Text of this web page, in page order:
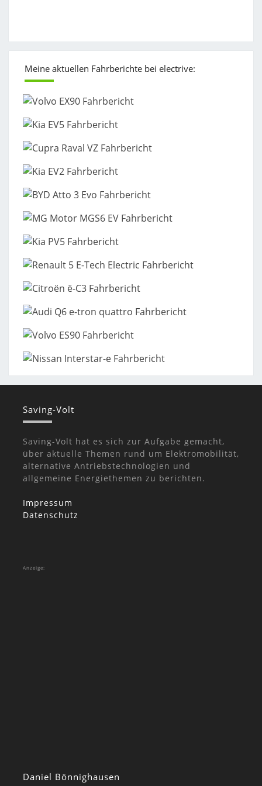
Meine aktuellen Fahrberichte bei electrive:
Saving-Volt
Saving-Volt hat es sich zur Aufgabe gemacht,
über aktuelle Themen rund um Elektromobilität,
alternative Antriebstechnologien und
allgemeine Energiethemen zu berichten.
Impressum
Datenschutz
Anzeige:
Daniel Bönnighausen